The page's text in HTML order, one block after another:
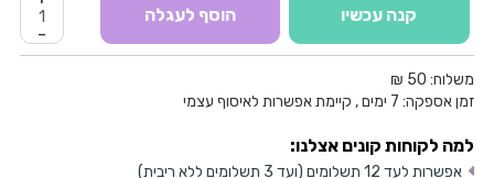
-
הוסף לעגלה קנה עכשיו
משלוח: 50 ₪
זמן אספקה: 7 ימים , קיימת אפשרות לאיסוף עצמי
למה לקוחות קונים אצלנו:
אפשרות לעד 12 תשלומים (ועד 3 תשלומים ללא ריבית)